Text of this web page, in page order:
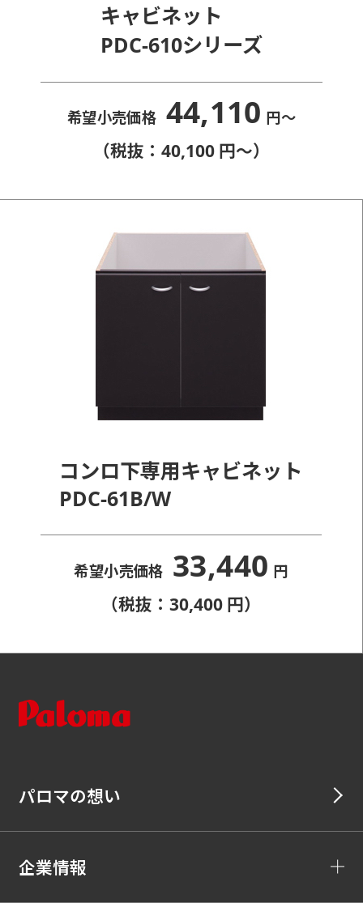
キャビネット
PDC-610シリーズ
希望小売価格 44,110 円〜
（税抜：40,100 円〜）
コンロ下専用キャビネット
PDC-61B/W
希望小売価格 33,440 円
（税抜：30,400 円）
パロマの想い
企業情報